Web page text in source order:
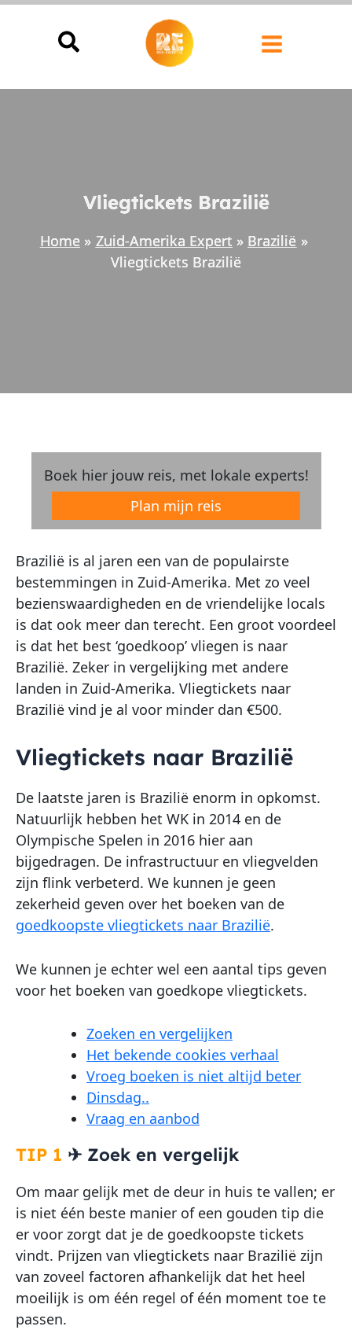
Ga
Vliegtickets Brazilië
Home Zuid-Amerika Expert
Brazilië
Vliegtickets Brazilië
Boek hier jouw reis, met lokale experts!
Plan mijn reis
Brazilië is al jaren een van de populairste
bestemmingen in Zuid-Amerika. Met zo veel
bezienswaardigheden en de vriendelijke locals
is dat ook meer dan terecht. Een groot voordeel
is dat het best ‘goedkoop’ vliegen is naar
Brazilië. Zeker in vergelijking met andere
landen in Zuid-Amerika. Vliegtickets naar
Brazilië vind je al voor minder dan €500.
Vliegtickets naar Brazilië
De laatste jaren is Brazilië enorm in opkomst.
Natuurlijk hebben het WK in 2014 en de
Olympische Spelen in 2016 hier aan
bijgedragen. De infrastructuur en vliegvelden
zijn flink verbeterd. We kunnen je geen
zekerheid geven over het boeken van de
goedkoopste vliegtickets naar Brazilië.
We kunnen je echter wel een aantal tips geven
voor het boeken van goedkope vliegtickets.
Zoeken en vergelijken
Het bekende cookies verhaal
Vroeg boeken is niet altijd beter
Dinsdag..
Vraag en aanbod
TIP 1 ✈ Zoek en vergelijk
Om maar gelijk met de deur in huis te vallen; er
is niet één beste manier of een gouden tip die
er voor zorgt dat je de goedkoopste tickets
vindt. Prijzen van vliegtickets naar Brazilië zijn
van zoveel factoren afhankelijk dat het heel
moeilijk is om één regel of één moment toe te
passen.